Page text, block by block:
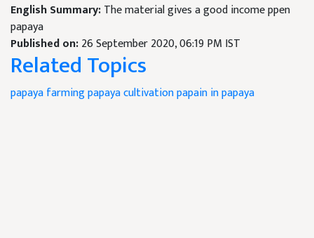
English Summary:The material gives a good income ppen
papaya
Published on:26 September 2020, 06:19 PM IST
Related Topics
papaya farmingpapaya cultivationpapain in papaya